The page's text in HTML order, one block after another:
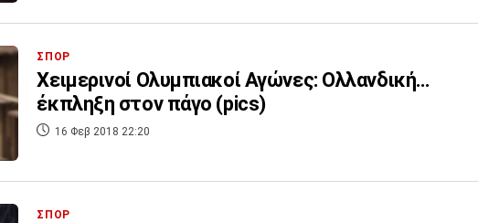
ΣΠΟΡ
Χειμερινοί Ολυμπιακοί Αγώνες: Ολλανδική…
έκπληξη στον πάγο (pics)
16 Φεβ 2018 22:20
ΣΠΟΡ